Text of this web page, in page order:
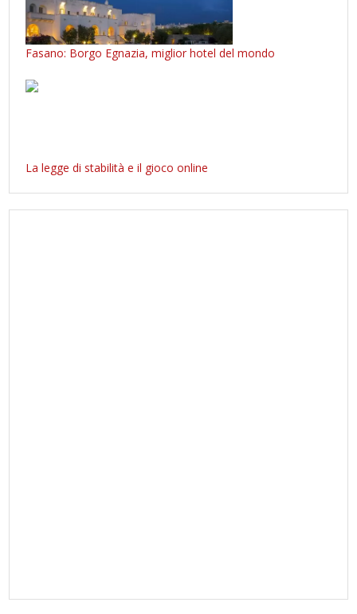
Fasano: Borgo Egnazia, miglior hotel del mondo
La legge di stabilità e il gioco online